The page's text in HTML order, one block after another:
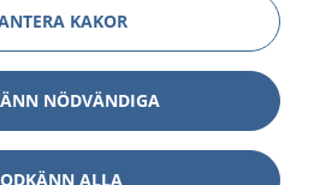
Visa
KAKOR
NÖDVÄNDIGA
ALLA